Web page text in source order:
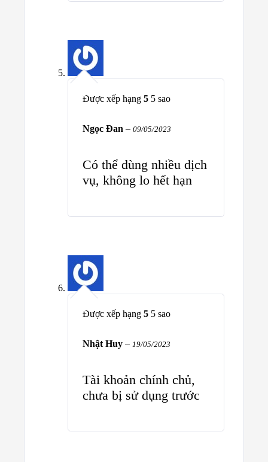
Được xếp hạng 5 5 sao
Ngọc Đan – 09/05/2023
Có thể dùng nhiều dịch
vụ, không lo hết hạn
Được xếp hạng 5 5 sao
Nhật Huy – 19/05/2023
Tài khoản chính chủ,
chưa bị sử dụng trước